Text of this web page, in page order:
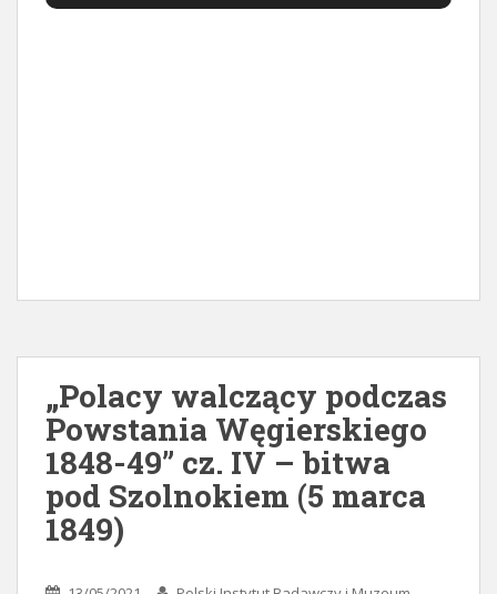
„Polacy walczący podczas
Powstania Węgierskiego
1848-49” cz. IV – bitwa
pod Szolnokiem (5 marca
1849)